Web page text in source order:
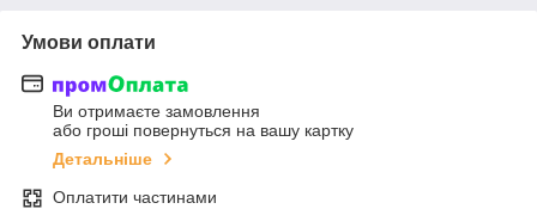
Умови оплати
Ви отримаєте замовлення
або гроші повернуться на вашу картку
Детальніше
Оплатити частинами